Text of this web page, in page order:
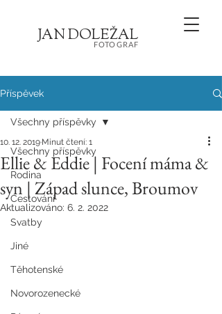
JANDOLEŽAL
FOTOGRAF
Příspěvek
Všechny příspěvky
Rodina
Cestování
Svatby
Jiné
Těhotenské
Novorozenecké
Všechny příspěvky
Ellie & Eddie | Focení máma &
syn | Západ slunce, Broumov
10. 12. 2019 Minut čtení: 1
Aktualizováno: 6. 2. 2022